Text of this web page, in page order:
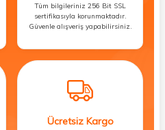
Tüm bilgileriniz 256 Bit SSL
sertifikasıyla korunmaktadır.
Güvenle alışveriş yapabilirsiniz.
Ücretsiz Kargo